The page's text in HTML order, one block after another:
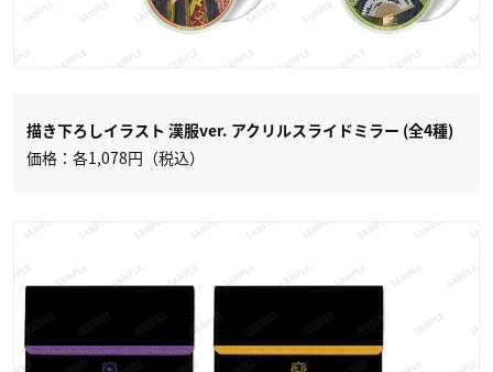
描き下ろしイラスト 漢服ver. アクリルスライドミラー (全4種)
価格：各1,078円（税込）